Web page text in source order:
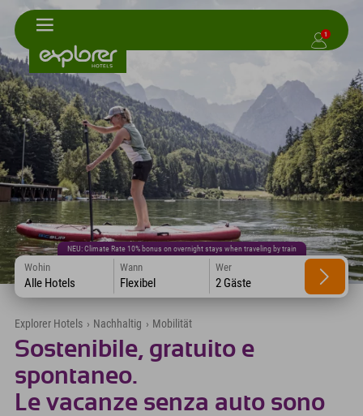
1
NEU: Climate Rate 10% bonus on overnight stays when traveling by train
Wohin
Alle Hotels
Wann
Flexibel
Wer
2 Gäste
Explorer Hotels › Nachhaltig › Mobilität
Sostenibile, gratuito e
spontaneo.
Le vacanze senza auto sono